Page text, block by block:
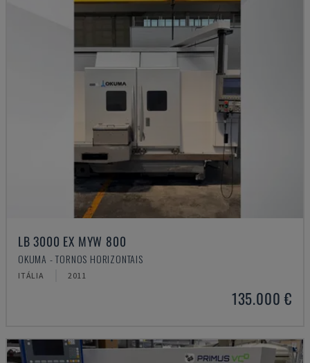
LB 3000 EX MYW 800
OKUMA - TORNOS HORIZONTAIS
ITÁLIA 2011
135.000 €